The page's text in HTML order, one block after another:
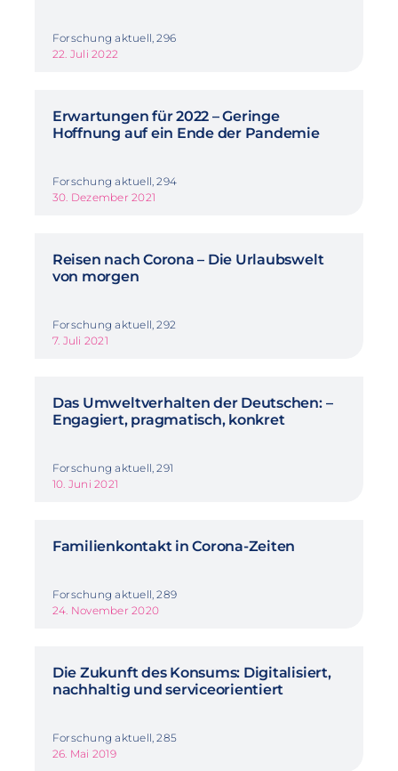
Forschung aktuell, 296
22. Juli 2022
Erwartungen für 2022 – Geringe
Hoffnung auf ein Ende der Pandemie
Forschung aktuell, 294
30. Dezember 2021
Reisen nach Corona – Die Urlaubswelt
von morgen
Forschung aktuell, 292
7. Juli 2021
Das Umweltverhalten der Deutschen: –
Engagiert, pragmatisch, konkret
Forschung aktuell, 291
10. Juni 2021
Familienkontakt in Corona-Zeiten
Forschung aktuell, 289
24. November 2020
Die Zukunft des Konsums: Digitalisiert,
nachhaltig und serviceorientiert
Forschung aktuell, 285
26. Mai 2019